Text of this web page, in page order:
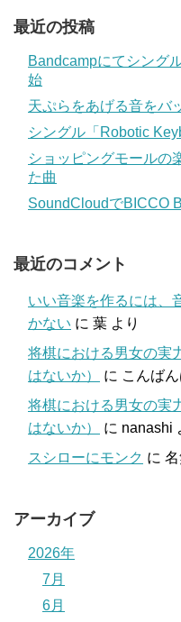
最近の投稿
Bandcampにてシング
始
天ぷらをあげる音をバ
シングル「Robotic
ショッピングモールの
た曲
SoundCloudでBICCO
最近のコメント
いい音楽を作るには、
かない に 葉 より
将棋における男女の実
はないか）
に こんばん
将棋における男女の実
はないか）
に nanashi
スシローにモンク に
アーカイブ
2026年
7月
6月